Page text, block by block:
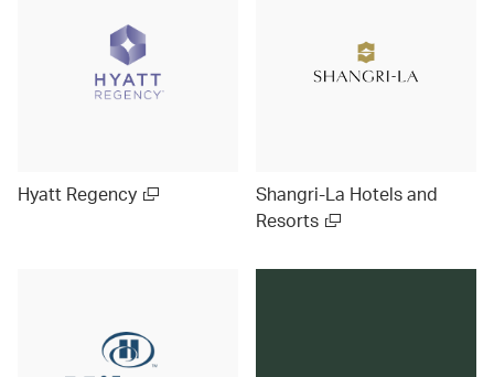
Hyatt Regency
Shangri-La Hotels and
Resorts